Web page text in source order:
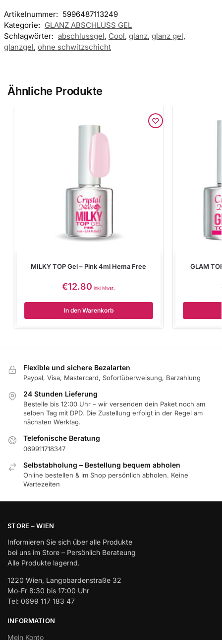
Artikelnummer: 5996487113249
Kategorie: GLANZ ABSCHLUSS GEL
Schlagwörter: abschlussgel, Cool, glanz, glanz gel,
glanzgel, ohne schwitzschicht
Ähnliche Produkte
MILKY TOP Gel – Pink 4ml Hema Free
€12.80 inkl Mwst.
In den Warenkorb
GLAM
Flexible und sichere Bezalarten
Paypal, Visa, Mastercard, Sofortüberweisung, Barzahlung
24 Stunden Lieferung
Bestelle bis 12:00 Uhr – wir versenden dein Paket noch am
selben Tag mit DPD. Die Zustellung erfolgt in der Regel am
nächsten Werktag.
Telefonische Beratung
069911718347
Selbstabholung – Bestellung bequem abholen
Online bestellen & im Shop persönlich abholen. Keine
Wartezeiten
STORE – WIEN
Informieren Sie sich über alle Produkte
bei uns im Store – Persönlich Berateung
Alle Produkte lagernd.
1220 Wien, Langobardenstraße 32
Mo-Fr 8:30 bis 17:00 Uhr
Tel: 0699 117 183 47
INFORMATION
Mein Konto